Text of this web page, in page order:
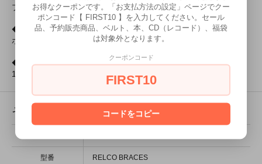
ブレイシス・ブレイセスなど様々。
◆色
ホワイト
◆幅
18mm
その他の詳細情報
型番 RELCO BRACES
お得なクーポンです。「お支払方法の設定」ページでクー
ポンコード【 FIRST10 】を入力してください。セール
品、予約販売商品、ベルト、本、CD（レコード）、福袋
は対象外となります。
クーポンコード
FIRST10
コードをコピー